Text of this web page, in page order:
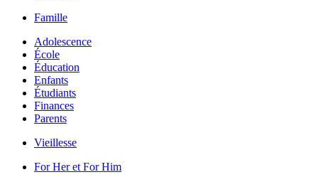
Famille
Adolescence
École
Éducation
Enfants
Étudiants
Finances
Parents
Vieillesse
For Her et For Him